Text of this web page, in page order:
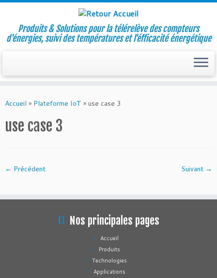
to
Produits & Solutions pour la télérelève des compteurs
d'énergies, suivi des températures et l'éfficacité énergétique
Accueil » Plateforme IoT » use case 3
use case 3
← Précédent Suivant →
Nos principales pages
Accueil
Produits
Technologies
Applications